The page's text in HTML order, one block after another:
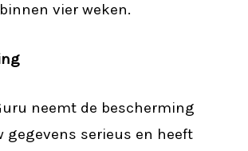
vier weken.
neemt de bescherming
gegevens serieus en heeft